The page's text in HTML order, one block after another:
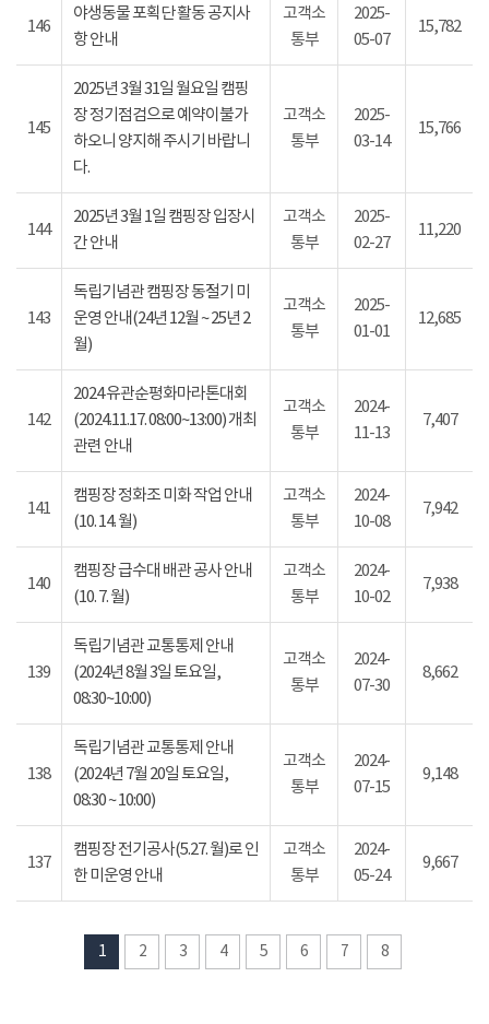
146
야생동물 포획단 활동 공지사
항 안내
고객소
통부
2025-
05-07
15,782
145
2025년 3월 31일 월요일 캠핑
장 정기점검으로 예약이불가
하오니 양지해 주시기 바랍니
다.
고객소
통부
2025-
03-14
15,766
144
2025년 3월 1일 캠핑장 입장시
간 안내
고객소
통부
2025-
02-27
11,220
143
독립기념관 캠핑장 동절기 미
운영 안내(24년 12월 ~ 25년 2
월)
고객소
통부
2025-
01-01
12,685
142
2024 유관순평화마라톤대회
(2024.11.17. 08:00~13:00) 개최
관련 안내
고객소
통부
2024-
11-13
7,407
141
캠핑장 정화조 미화 작업 안내
(10. 14. 월)
고객소
통부
2024-
10-08
7,942
140
캠핑장 급수대 배관 공사 안내
(10. 7. 월)
고객소
통부
2024-
10-02
7,938
139
독립기념관 교통통제 안내
(2024년 8월 3일 토요일,
08:30~10:00)
고객소
통부
2024-
07-30
8,662
138
독립기념관 교통통제 안내
(2024년 7월 20일 토요일,
08:30 ~ 10:00)
고객소
통부
2024-
07-15
9,148
137
캠핑장 전기공사(5.27. 월)로 인
한 미운영 안내
고객소
통부
2024-
05-24
9,667
1 2 3 4 5 6 7 8